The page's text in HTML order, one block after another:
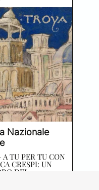
Nazionale
TU PER TU CON
CRESPI: UN
DEL